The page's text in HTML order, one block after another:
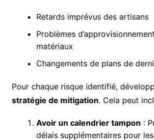
Retards imprévus des artisans
Problèmes
matériaux
Changements de plans de
Pour chaque risque identifié,
stratégie de mitigation. Cela peut
Avoir un calendrier tampon :
délais supplémentaires pour